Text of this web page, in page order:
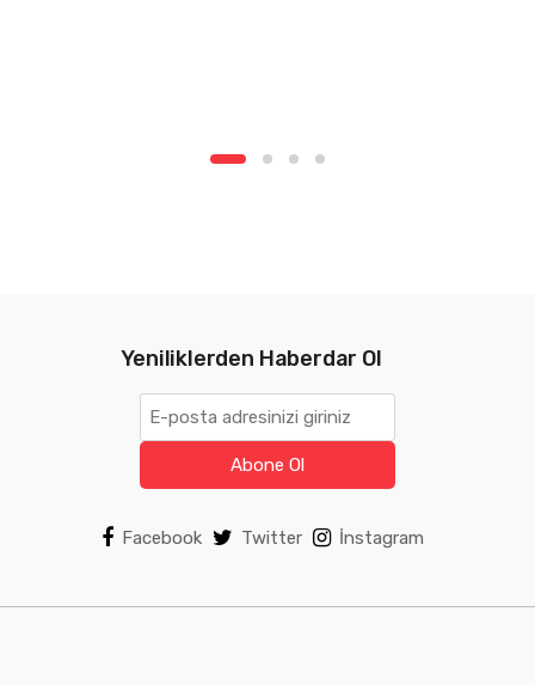
Yeniliklerden Haberdar Ol
Abone Ol
Facebook Twitter İnstagram